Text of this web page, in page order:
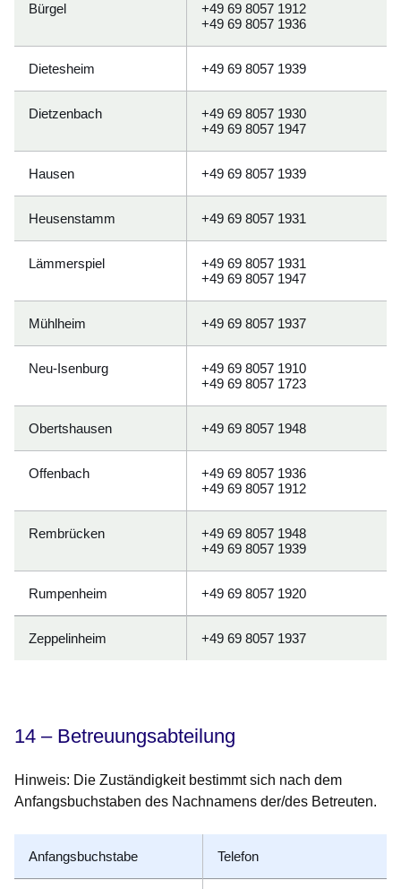
Bürgel
+49 69 8057 1912
+49 69 8057 1936
Dietesheim +49 69 8057 1939
Dietzenbach
+49 69 8057 1930
+49 69 8057 1947
Hausen +49 69 8057 1939
Heusenstamm +49 69 8057 1931
Lämmerspiel
+49 69 8057 1931
+49 69 8057 1947
Mühlheim +49 69 8057 1937
Neu-Isenburg
+49 69 8057 1910
+49 69 8057 1723
Obertshausen +49 69 8057 1948
Offenbach
+49 69 8057 1936
+49 69 8057 1912
Rembrücken
+49 69 8057 1948
+49 69 8057 1939
Rumpenheim +49 69 8057 1920
Zeppelinheim +49 69 8057 1937
14 – Betreuungsabteilung
Hinweis: Die Zuständigkeit bestimmt sich nach dem
Anfangsbuchstaben des Nachnamens der/des Betreuten.
Anfangsbuchstabe Telefon